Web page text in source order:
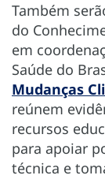
Também
do
em
Saúde do
Mudanças
reúnem
recursos
para apoiar
técnica e